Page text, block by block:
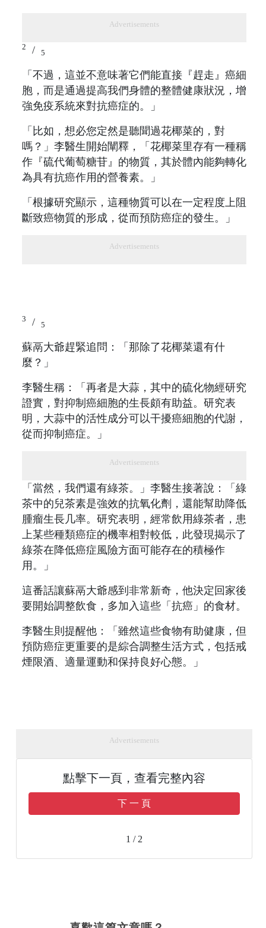
Advertisements
2 / 5
「不過，這並不意味著它們能直接『趕走』癌細
胞，而是通過提高我們身體的整體健康狀況，增
強免疫系統來對抗癌症的。」
「比如，想必您定然是聽聞過花椰菜的，對
嗎？」李醫生開始闡釋，「花椰菜里存有一種稱
作『硫代葡萄糖苷』的物質，其於體內能夠轉化
為具有抗癌作用的營養素。」
「根據研究顯示，這種物質可以在一定程度上阻
斷致癌物質的形成，從而預防癌症的發生。」
Advertisements
3 / 5
蘇鬲大爺趕緊追問：「那除了花椰菜還有什
麼？」
李醫生稱：「再者是大蒜，其中的硫化物經研究
證實，對抑制癌細胞的生長頗有助益。研究表
明，大蒜中的活性成分可以干擾癌細胞的代謝，
從而抑制癌症。」
Advertisements
「當然，我們還有綠茶。」李醫生接著說：「綠
茶中的兒茶素是強效的抗氧化劑，還能幫助降低
腫瘤生長几率。研究表明，經常飲用綠茶者，患
上某些種類癌症的機率相對較低，此發現揭示了
綠茶在降低癌症風險方面可能存在的積極作
用。」
這番話讓蘇鬲大爺感到非常新奇，他決定回家後
要開始調整飲食，多加入這些「抗癌」的食材。
李醫生則提醒他：「雖然這些食物有助健康，但
預防癌症更重要的是綜合調整生活方式，包括戒
煙限酒、適量運動和保持良好心態。」
Advertisements
點擊下一頁，查看完整內容
下 一 頁
1 / 2